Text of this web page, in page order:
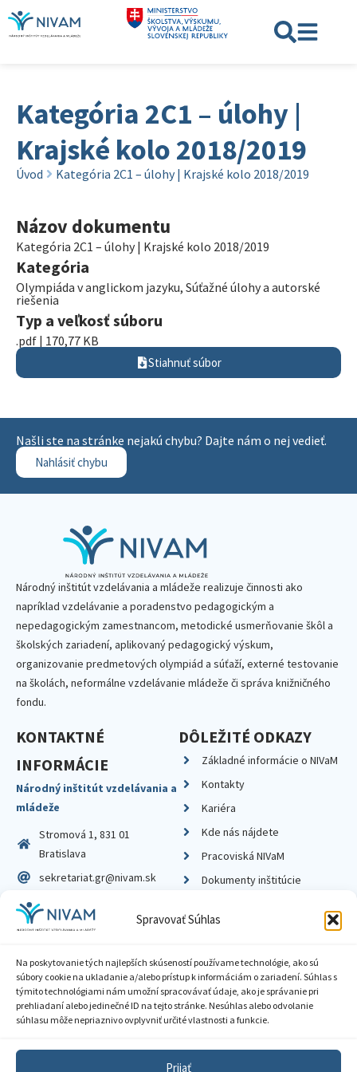
Spravovať Súhlas
Na poskytovanie tých najlepších skúseností používame technológie, ako sú
súbory cookie na ukladanie a/alebo prístup k informáciám o zariadení. Súhlas s
týmito technológiami nám umožní spracovávať údaje, ako je správanie pri
prehliadaní alebo jedinečné ID na tejto stránke. Nesúhlas alebo odvolanie
súhlasu môže nepriaznivo ovplyvniť určité vlastnosti a funkcie.
Prijať
Kategória 2C1 – úlohy |
Krajské kolo 2018/2019
Úvod Kategória 2C1 – úlohy | Krajské kolo 2018/2019
Názov dokumentu
Kategória 2C1 – úlohy | Krajské kolo 2018/2019
Kategória
Olympiáda v anglickom jazyku, Súťažné úlohy a autorské
riešenia
Typ a veľkosť súboru
.pdf | 170,77 KB
Stiahnuť súbor
Našli ste na stránke nejakú chybu? Dajte nám o nej vedieť.
Nahlásiť chybu
Národný inštitút vzdelávania a mládeže realizuje činnosti ako
napríklad vzdelávanie a poradenstvo pedagogickým a
nepedagogickým zamestnancom, metodické usmerňovanie škôl a
školských zariadení, aplikovaný pedagogický výskum,
organizovanie predmetových olympiád a súťaží, externé testovanie
na školách, neformálne vzdelávanie mládeže či správa knižničného
fondu.
KONTAKTNÉ
INFORMÁCIE
Národný inštitút vzdelávania a
mládeže
Stromová 1, 831 01
Bratislava
sekretariat.gr@nivam.sk
IČO: 00164348
DIČ: 2020798714
DÔLEŽITÉ ODKAZY
Základné informácie o NIVaM
Kontakty
Kariéra
Kde nás nájdete
Pracoviská NIVaM
Dokumenty inštitúcie
Zásady ochrany súkromia